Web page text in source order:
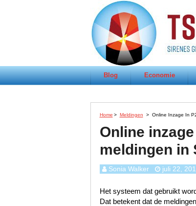
Blog Economie
Home > Meldingen > Online Inzage In
Online
meldingen in
Sonia Walker juli 22,
Het systeem dat gebruikt
Dat betekent dat de